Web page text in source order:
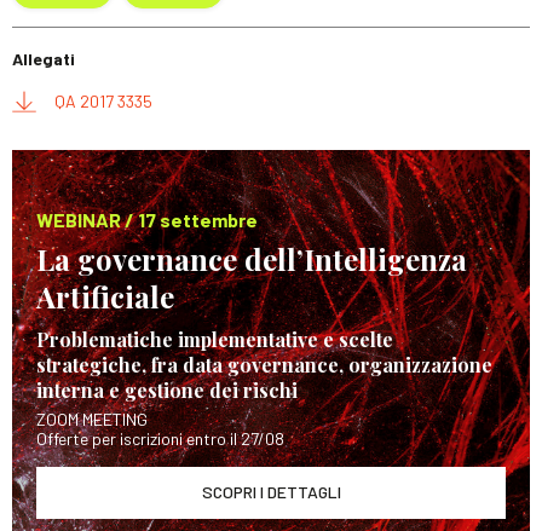
Allegati
QA 2017 3335
WEBINAR / 17 settembre
La governance dell’Intelligenza
Artificiale
Problematiche implementative e scelte
strategiche, fra data governance, organizzazione
interna e gestione dei rischi
ZOOM MEETING
Offerte per iscrizioni entro il 27/08
SCOPRI I DETTAGLI